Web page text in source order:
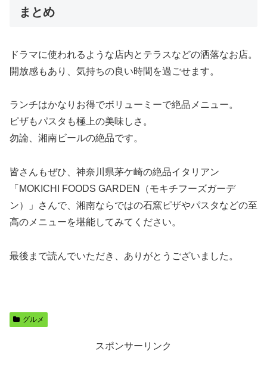
まとめ
ドラマに使われるような店内とテラスなどの洒落なお店。
開放感もあり、気持ちの良い時間を過ごせます。
ランチはかなりお得でボリューミーで絶品メニュー。
ピザもパスタも極上の美味しさ。
勿論、湘南ビールの絶品です。
皆さんもぜひ、神奈川県茅ケ崎の絶品イタリアン
「MOKICHI FOODS GARDEN（モキチフーズガーデ
ン）」さんで、湘南ならではの石窯ピザやパスタなどの至
高のメニューを堪能してみてください。
最後まで読んでいただき、ありがとうございました。
グルメ
スポンサーリンク